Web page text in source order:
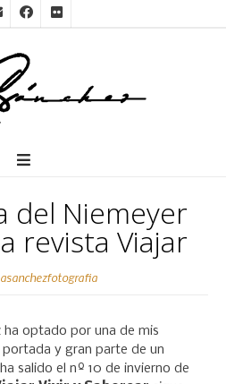
del Niemeyer
revista Viajar
ha optado por una de mis
y gran parte de un
salido el nº 10 de invierno de